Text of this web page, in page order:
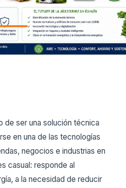
de 2026⏱ 29 min de lectura
de ser una solución técnica
en una de las tecnologías
negocios e industrias en
casual: responde al
a la necesidad de reducir